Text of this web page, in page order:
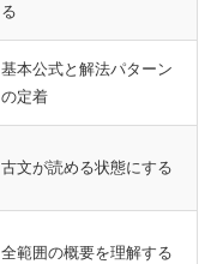
る
基本公式と解法パターン
の定着
古文が読める状態にする
全範囲の概要を理解する